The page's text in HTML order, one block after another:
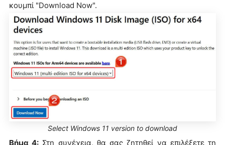
κουμπί "Download Now".
Select Windows 11 version to download
Βήμα 4: Στη συνέχεια, θα σας ζητηθεί να επιλέξετε τη